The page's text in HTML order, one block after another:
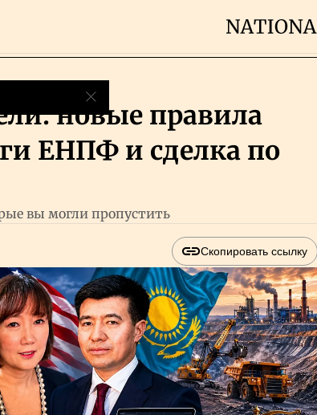
новые правила
ЕНПФ и сделка по
вы могли пропустить
Скопировать ссылку